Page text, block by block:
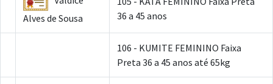
Alves de Sousa
36 a 45 anos
106 - KUMITE FEMININO Faixa
Preta 36 a 45 anos até 65kg